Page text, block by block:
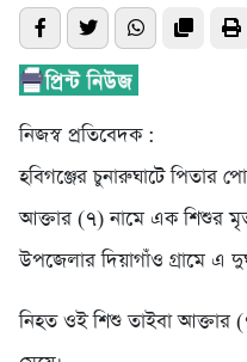
নিজস্ব প্রতিবেদক :
হবিগঞ্জের চুনারুঘাটে পিতার
আক্তার (৭) নামে এক শিশুর
উপজেলার দিয়াগাঁও গ্রামে এ
নিহত ওই শিশু তাইবা আক্তার